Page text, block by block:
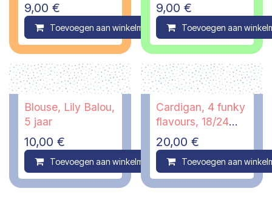
9,00 €
Toevoegen aan winkelmandje Compare
9,00 €
Toevoegen aan
Blouse, Lily Balou,
5 jaar
10,00 €
Toevoegen aan winkelmandje Compare
Cardigan, 4 funky
flavours, 18/24
maanden
20,00 €
Toevoegen aan